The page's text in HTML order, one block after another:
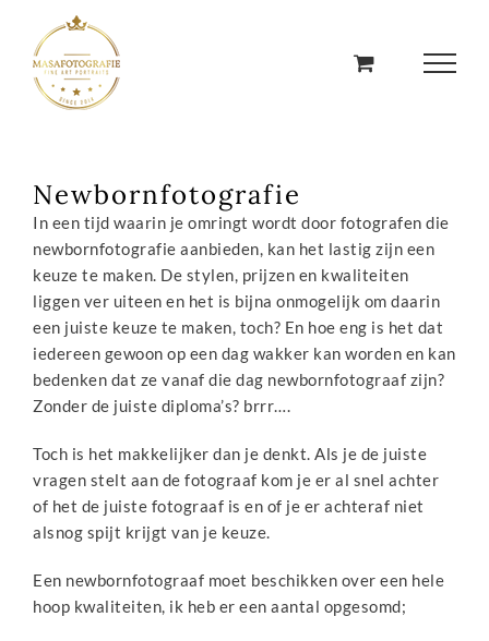
inhoud
Newbornfotografie
In een tijd waarin je omringt wordt door fotografen die
newbornfotografie aanbieden, kan het lastig zijn een
keuze te maken. De stylen, prijzen en kwaliteiten
liggen ver uiteen en het is bijna onmogelijk om daarin
een juiste keuze te maken, toch? En hoe eng is het dat
iedereen gewoon op een dag wakker kan worden en kan
bedenken dat ze vanaf die dag newbornfotograaf zijn?
Zonder de juiste diploma’s? brrr….
Toch is het makkelijker dan je denkt. Als je de juiste
vragen stelt aan de fotograaf kom je er al snel achter
of het de juiste fotograaf is en of je er achteraf niet
alsnog spijt krijgt van je keuze.
Een newbornfotograaf moet beschikken over een hele
hoop kwaliteiten, ik heb er een aantal opgesomd;